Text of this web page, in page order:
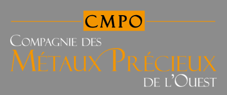
des
Précieux
l'Ouest